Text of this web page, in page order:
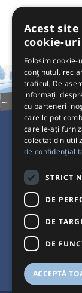
Acest
cookie-uri
Folosim
conținutul,
traficul. De
informații
cu partenerii
care le pot
care le-ați
colectat din
de
STRICT
DE
DE
DE
ACCEPTĂ